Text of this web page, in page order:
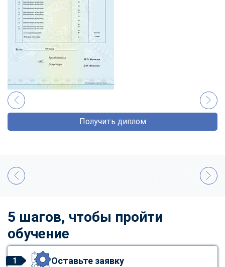
Получить диплом
5 шагов, чтобы пройти
обучение
1 Оставьте заявку